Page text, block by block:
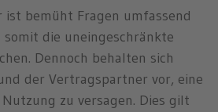
bemüht Fragen umfassend
die uneingeschränkte
Dennoch behalten sich
der Vertragspartner vor, eine
zu versagen. Dies gilt